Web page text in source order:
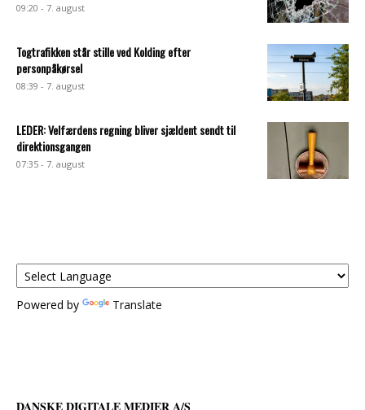
09:20 - 7. august
Togtrafikken står stille ved Kolding efter
personpåkørsel
08:39 - 7. august
LEDER: Velfærdens regning bliver sjældent sendt til
direktionsgangen
07:35 - 7. august
Powered by Translate
DANSKE DIGITALE MEDIER A/S